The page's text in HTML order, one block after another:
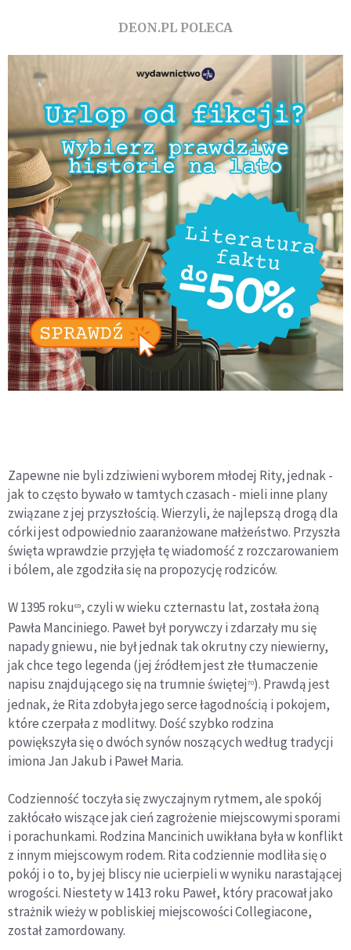
DEON.PL POLECA
Zapewne nie byli zdziwieni wyborem młodej Rity, jednak -
jak to często bywało w tamtych czasach - mieli inne plany
związane z jej przyszłością. Wierzyli, że najlepszą drogą dla
córki jest odpowiednio zaaranżowane małżeństwo. Przyszła
święta wprawdzie przyjęła tę wiadomość z rozczarowaniem
i bólem, ale zgodziła się na propozycję rodziców.
W 1395 roku 69, czyli w wieku czternastu lat, została żoną
Pawła Manciniego. Paweł był porywczy i zdarzały mu się
napady gniewu, nie był jednak tak okrutny czy niewierny,
jak chce tego legenda (jej źródłem jest złe tłumaczenie
napisu znajdującego się na trumnie świętej 70). Prawdą jest
jednak, że Rita zdobyła jego serce łagodnością i pokojem,
które czerpała z modlitwy. Dość szybko rodzina
powiększyła się o dwóch synów noszących według tradycji
imiona Jan Jakub i Paweł Maria.
Codzienność toczyła się zwyczajnym rytmem, ale spokój
zakłócało wiszące jak cień zagrożenie miejscowymi sporami
i porachunkami. Rodzina Mancinich uwikłana była w konflikt
z innym miejscowym rodem. Rita codziennie modliła się o
pokój i o to, by jej bliscy nie ucierpieli w wyniku narastającej
wrogości. Niestety w 1413 roku Paweł, który pracował jako
strażnik wieży w pobliskiej miejscowości Collegiacone,
został zamordowany.